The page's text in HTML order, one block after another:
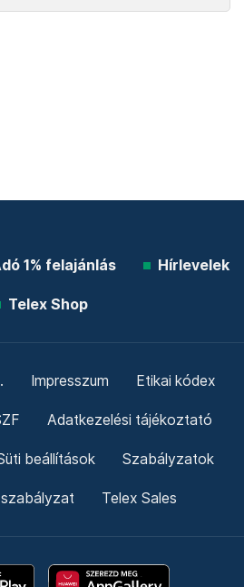
1% felajánlás Hírlevelek
Telex Shop
Impresszum Etikai kódex
Adatkezelési tájékoztató
beállítások Szabályzatok
szabályzat Telex Sales